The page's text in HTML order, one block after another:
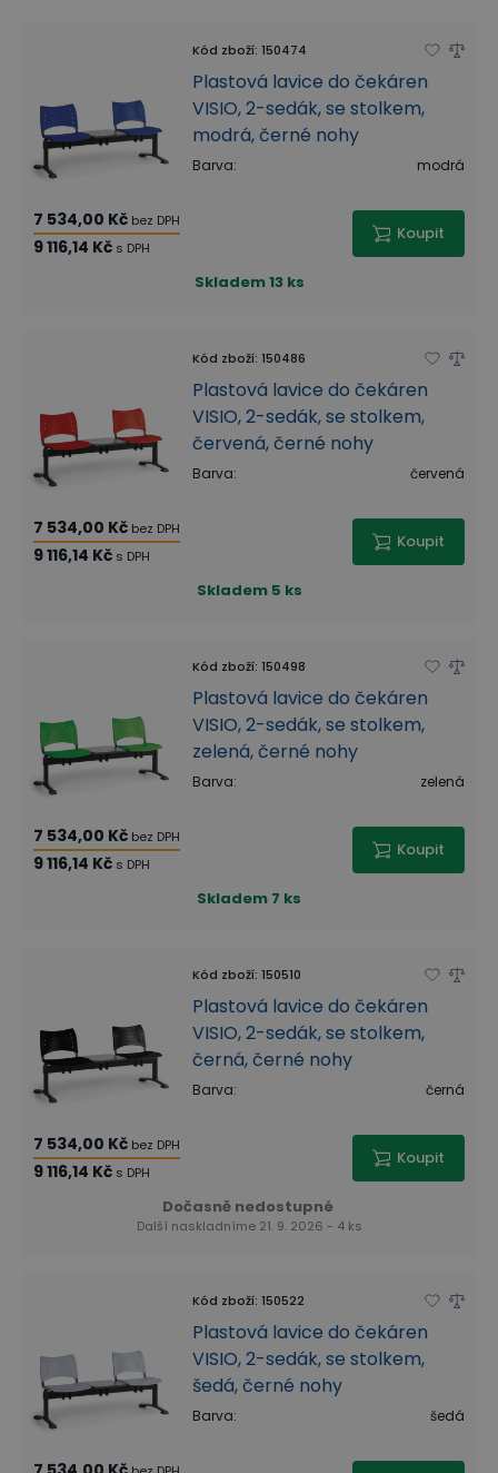
Kód zboží: 150474
Plastová lavice do čekáren
VISIO, 2-sedák, se stolkem,
modrá, černé nohy
Barva: modrá
7 534,00 Kč bez DPH
9 116,14 Kč s DPH
Koupit
Skladem13 ks
Kód zboží: 150486
Plastová lavice do čekáren
VISIO, 2-sedák, se stolkem,
červená, černé nohy
Barva: červená
7 534,00 Kč bez DPH
9 116,14 Kč s DPH
Koupit
Skladem 5 ks
Kód zboží: 150498
Plastová lavice do čekáren
VISIO, 2-sedák, se stolkem,
zelená, černé nohy
Barva: zelená
7 534,00 Kč bez DPH
9 116,14 Kč s DPH
Koupit
Skladem 7 ks
Kód zboží: 150510
Plastová lavice do čekáren
VISIO, 2-sedák, se stolkem,
černá, černé nohy
Barva: černá
7 534,00 Kč bez DPH
9 116,14 Kč s DPH
Koupit
Dočasně nedostupné
Další naskladníme 21. 9. 2026 - 4 ks
Kód zboží: 150522
Plastová lavice do čekáren
VISIO, 2-sedák, se stolkem,
šedá, černé nohy
Barva: šedá